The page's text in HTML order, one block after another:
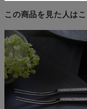
この商品を見た人は